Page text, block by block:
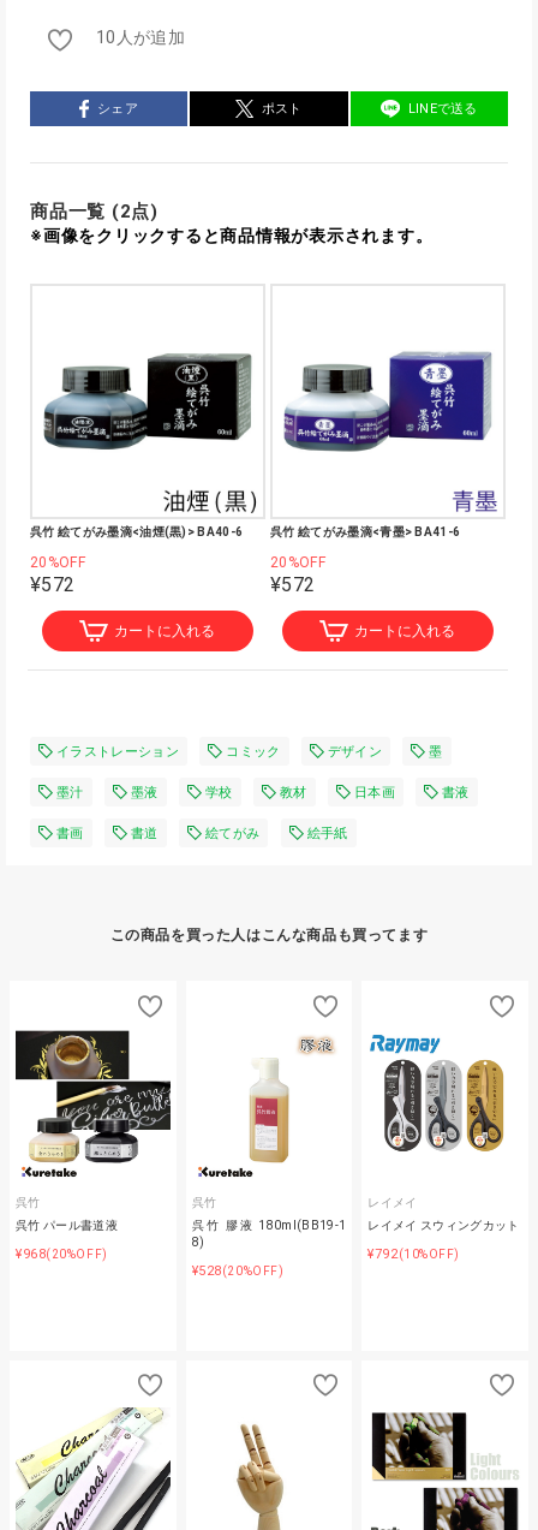
10人が追加
シェア ポスト LINEで送る
商品一覧 (2点)
※画像をクリックすると商品情報が表示されます。
呉竹 絵てがみ墨滴<油煙(黒)> BA40-6
20%OFF
¥572
カートに入れる
呉竹 絵てがみ墨滴<青墨> BA41-6
20%OFF
¥572
カートに入れる
イラストレーション コミック デザイン 墨
墨汁 墨液 学校 教材 日本画 書液
書画 書道 絵てがみ 絵手紙
この商品を買った人はこんな商品も買ってます
呉竹
呉竹 パール書道液
¥968(20%OFF)
呉竹
呉竹 膠液 180ml(BB19-1
8)
¥528(20%OFF)
レイメイ
レイメイ スウィングカット
¥792(10%OFF)